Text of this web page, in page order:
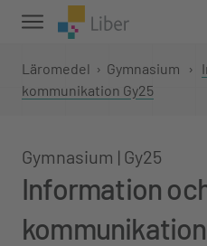
Läromedel › Gymnasium ›
kommunikation Gy25
Gymnasium | Gy25
Information
kommunikation